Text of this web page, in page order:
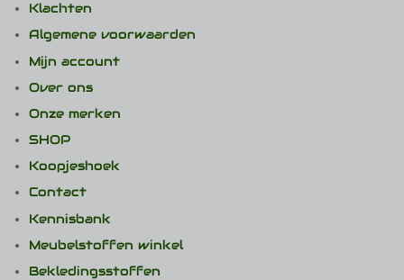
Klachten
Algemene voorwaarden
Mijn account
Over ons
Onze merken
SHOP
Koopjeshoek
Contact
Kennisbank
Meubelstoffen winkel
Bekledingsstoffen